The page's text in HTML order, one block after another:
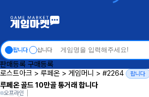
팝니다 삽니다
판매등록 구매등록
로스트아크 > 루페온 > 게임머니 > #2264 팝니다
루페온 골드 10만골 통거래 합니다
오프라인